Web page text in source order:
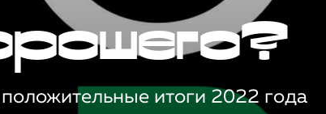
итоги 2022 года